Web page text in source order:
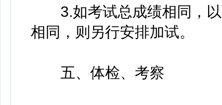
3.如考试总成绩相同，以
相同，则另行安排加试。
五、体检、考察